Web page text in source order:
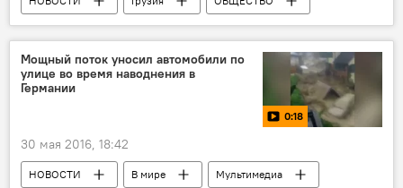
Мощный поток уносил автомобили по
улице во время наводнения в
Германии
0:18
30 мая 2016, 18:42
НОВОСТИ В мире
Мультимедиа